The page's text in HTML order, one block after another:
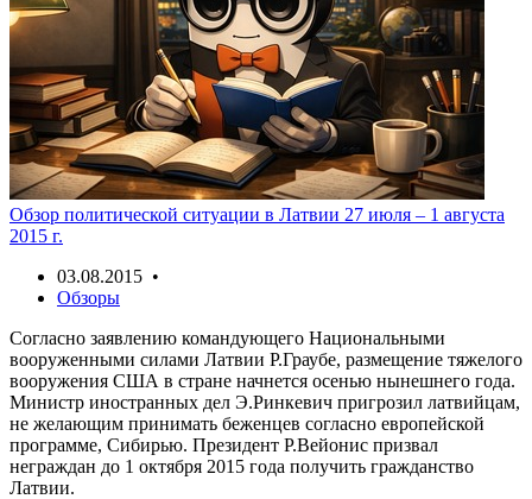
Обзор политической ситуации в Латвии 27 июля – 1 августа
2015 г.
03.08.2015 •
Обзоры
Согласно заявлению командующего Национальными
вооруженными силами Латвии Р.Граубе, размещение тяжелого
вооружения США в стране начнется осенью нынешнего года.
Министр иностранных дел Э.Ринкевич пригрозил латвийцам,
не желающим принимать беженцев согласно европейской
программе, Сибирью. Президент Р.Вейонис призвал
неграждан до 1 октября 2015 года получить гражданство
Латвии.